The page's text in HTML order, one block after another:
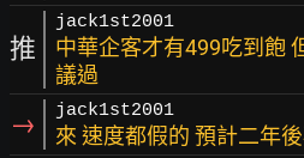
推
jack1st2001
中華企客才有499吃到飽
議過
→ jack1st2001
來 速度都假的 預計二年